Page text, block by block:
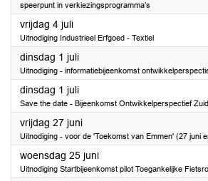
speerpunt in verkiezingsprogramma’s
vrijdag 4 juli2025
Uitnodiging Industrieel Erfgoed - Textiel
dinsdag 1 juli2025
Uitnodiging - informatiebijeenkomst
dinsdag 1 juli2025
Save the date - Bijeenkomst Ontwikkelperspectief
vrijdag 27 juni2025
Uitnodiging - voor de 'Toekomst van Emmen' (27 juni
woensdag 25 juni2025
Uitnodiging Startbijeenkomst pilot Toegankelijke